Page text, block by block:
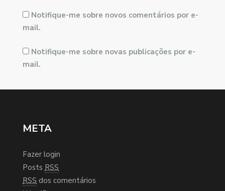
Notifique-me sobre novos comentários por e-
mail.
Notifique-me sobre novas publicações por e-
mail.
META
Fazer login
Posts RSS
RSS dos comentários